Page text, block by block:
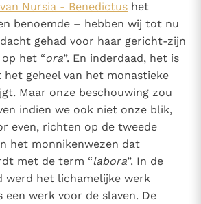
Nursia - Benedictus het
benoemde – hebben wij tot nu
gehad voor haar gericht-zijn
het “ora”. En inderdaad, het is
geheel van het monastieke
Maar onze beschouwing zou
indien we ook niet onze blik,
even, richten op de tweede
het monnikenwezen dat
met de term “labora”. In de
werd het lichamelijke werk
een werk voor de slaven. De